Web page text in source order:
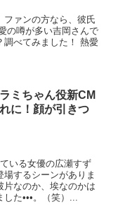
ファンの方なら、彼氏
の噂が多い吉岡さんで
調べてみました！ 熱愛
ミちゃん役新CM
に！顔が引きつ
いる女優の広瀬すず
するシーンがありま
片なのか、埃なのかは
た•••。（笑）...